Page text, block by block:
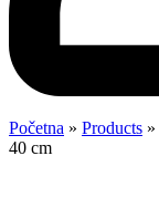
Početna » Products »
40 cm